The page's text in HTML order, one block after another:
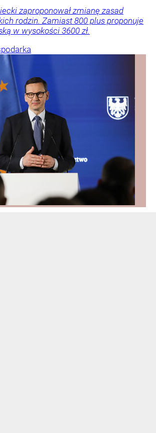
zaproponował zmianę zasad
rodzin. Zamiast 800 plus proponuje
w wysokości 3600 zł.